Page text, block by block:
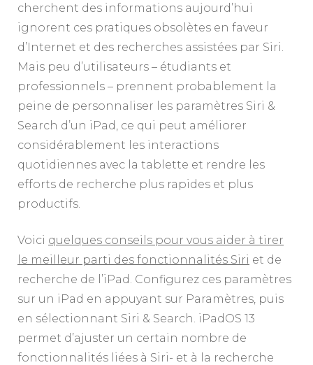
cherchent des informations aujourd’hui
ignorent ces pratiques obsolètes en faveur
d’Internet et des recherches assistées par Siri.
Mais peu d’utilisateurs – étudiants et
professionnels – prennent probablement la
peine de personnaliser les paramètres Siri &
Search d’un iPad, ce qui peut améliorer
considérablement les interactions
quotidiennes avec la tablette et rendre les
efforts de recherche plus rapides et plus
productifs.
Voici quelques conseils pour vous aider à tirer
le meilleur parti des fonctionnalités Siri et de
recherche de l’iPad. Configurez ces paramètres
sur un iPad en appuyant sur Paramètres, puis
en sélectionnant Siri & Search. iPadOS 13
permet d’ajuster un certain nombre de
fonctionnalités liées à Siri- et à la recherche